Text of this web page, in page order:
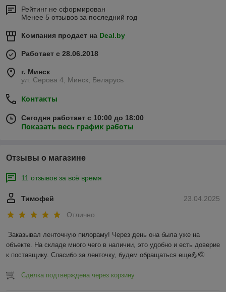
Рейтинг не сформирован
Менее 5 отзывов за последний год
Компания продает на Deal.by
Работает с 28.06.2018
г. Минск
ул. Серова 4, Минск, Беларусь
Контакты
Сегодня работает с 10:00 до 18:00
Показать весь график работы
Отзывы о магазине
11 отзывов за всё время
23.04.2025
Тимофей
Отлично
Заказывал ленточную пилораму! Через день она была уже на
объекте. На складе много чего в наличии, это удобно и есть доверие
к поставщику. Спасибо за ленточку, будем обращаться еще💪🫡
Сделка подтверждена через корзину